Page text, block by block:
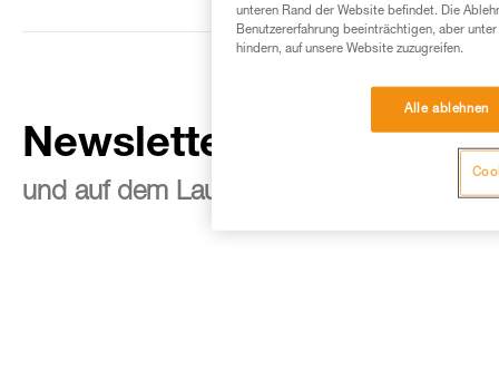
Newsletter abonnieren
und auf dem Laufenden bleiben
unteren Rand der Website befindet. Die
Benutzererfahrung beeinträchtigen, aber
hindern, auf unsere Website zuzugreifen.
Alle ablehnen